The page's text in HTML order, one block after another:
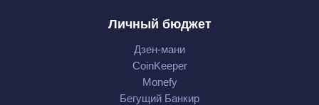
Личный бюджет
Дзен-мани
CoinKeeper
Monefy
Бегущий Банкир